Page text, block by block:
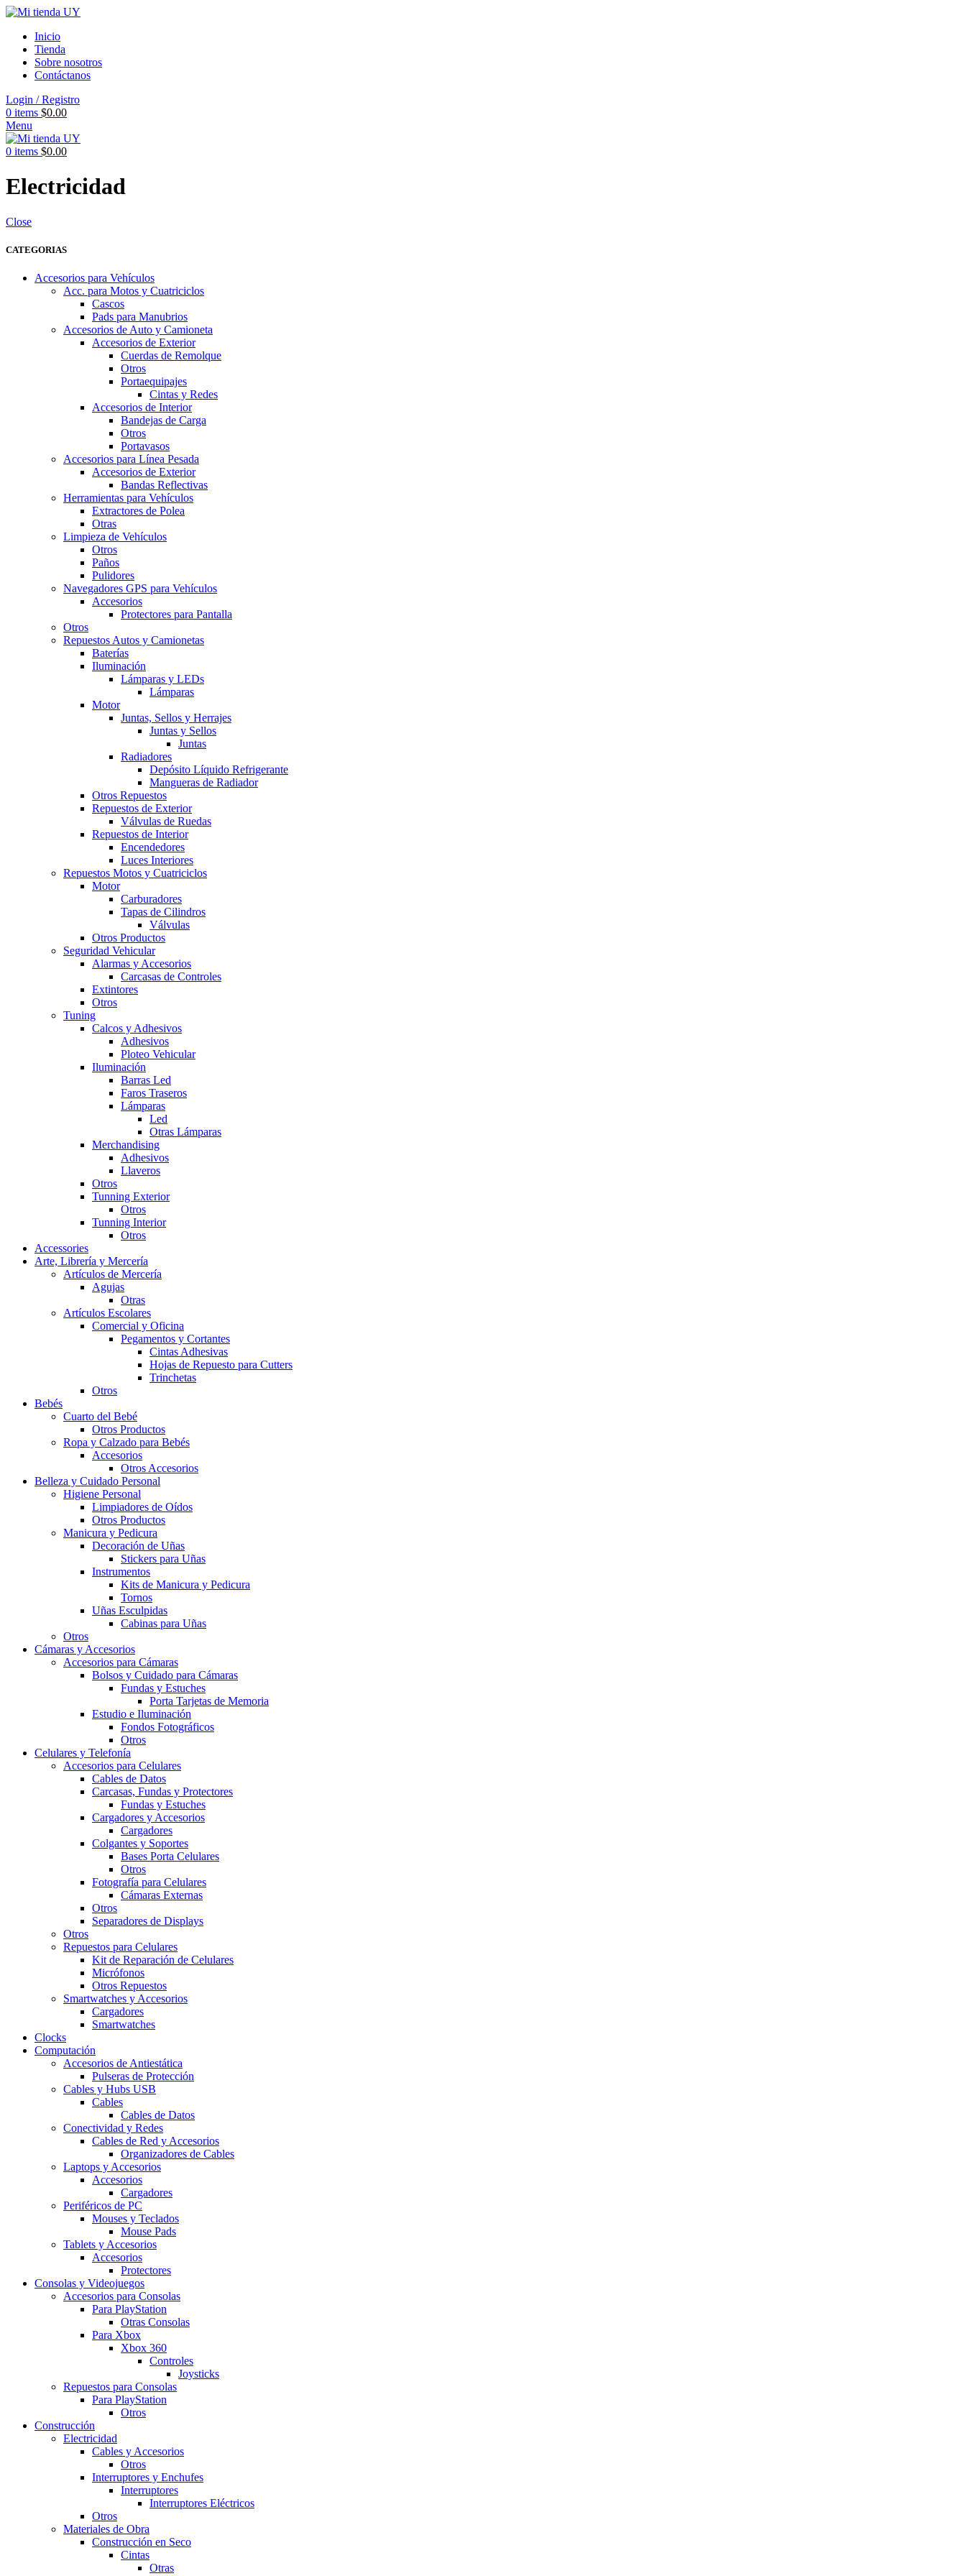
Inicio
Tienda
Sobre nosotros
Contáctanos
Login / Registro
0 items $0.00
Menu
0 items $0.00
Electricidad
Close
CATEGORIAS
Accesorios para Vehículos
Acc. para Motos y Cuatriciclos
Cascos
Pads para Manubrios
Accesorios de Auto y Camioneta
Accesorios de Exterior
Cuerdas de Remolque
Otros
Portaequipajes
Cintas y Redes
Accesorios de Interior
Bandejas de Carga
Otros
Portavasos
Accesorios para Línea Pesada
Accesorios de Exterior
Bandas Reflectivas
Herramientas para Vehículos
Extractores de Polea
Otras
Limpieza de Vehículos
Otros
Paños
Pulidores
Navegadores GPS para Vehículos
Accesorios
Protectores para Pantalla
Otros
Repuestos Autos y Camionetas
Baterías
Iluminación
Lámparas y LEDs
Lámparas
Motor
Juntas, Sellos y Herrajes
Juntas y Sellos
Juntas
Radiadores
Depósito Líquido Refrigerante
Mangueras de Radiador
Otros Repuestos
Repuestos de Exterior
Válvulas de Ruedas
Repuestos de Interior
Encendedores
Luces Interiores
Repuestos Motos y Cuatriciclos
Motor
Carburadores
Tapas de Cilindros
Válvulas
Otros Productos
Seguridad Vehicular
Alarmas y Accesorios
Carcasas de Controles
Extintores
Otros
Tuning
Calcos y Adhesivos
Adhesivos
Ploteo Vehicular
Iluminación
Barras Led
Faros Traseros
Lámparas
Led
Otras Lámparas
Merchandising
Adhesivos
Llaveros
Otros
Tunning Exterior
Otros
Tunning Interior
Otros
Accessories
Arte, Librería y Mercería
Artículos de Mercería
Agujas
Otras
Artículos Escolares
Comercial y Oficina
Pegamentos y Cortantes
Cintas Adhesivas
Hojas de Repuesto para Cutters
Trinchetas
Otros
Bebés
Cuarto del Bebé
Otros Productos
Ropa y Calzado para Bebés
Accesorios
Otros Accesorios
Belleza y Cuidado Personal
Higiene Personal
Limpiadores de Oídos
Otros Productos
Manicura y Pedicura
Decoración de Uñas
Stickers para Uñas
Instrumentos
Kits de Manicura y Pedicura
Tornos
Uñas Esculpidas
Cabinas para Uñas
Otros
Cámaras y Accesorios
Accesorios para Cámaras
Bolsos y Cuidado para Cámaras
Fundas y Estuches
Porta Tarjetas de Memoria
Estudio e Iluminación
Fondos Fotográficos
Otros
Celulares y Telefonía
Accesorios para Celulares
Cables de Datos
Carcasas, Fundas y Protectores
Fundas y Estuches
Cargadores y Accesorios
Cargadores
Colgantes y Soportes
Bases Porta Celulares
Otros
Fotografía para Celulares
Cámaras Externas
Otros
Separadores de Displays
Otros
Repuestos para Celulares
Kit de Reparación de Celulares
Micrófonos
Otros Repuestos
Smartwatches y Accesorios
Cargadores
Smartwatches
Clocks
Computación
Accesorios de Antiestática
Pulseras de Protección
Cables y Hubs USB
Cables
Cables de Datos
Conectividad y Redes
Cables de Red y Accesorios
Organizadores de Cables
Laptops y Accesorios
Accesorios
Cargadores
Periféricos de PC
Mouses y Teclados
Mouse Pads
Tablets y Accesorios
Accesorios
Protectores
Consolas y Videojuegos
Accesorios para Consolas
Para PlayStation
Otras Consolas
Para Xbox
Xbox 360
Controles
Joysticks
Repuestos para Consolas
Para PlayStation
Otros
Construcción
Electricidad
Cables y Accesorios
Otros
Interruptores y Enchufes
Interruptores
Interruptores Eléctricos
Otros
Materiales de Obra
Construcción en Seco
Cintas
Otras